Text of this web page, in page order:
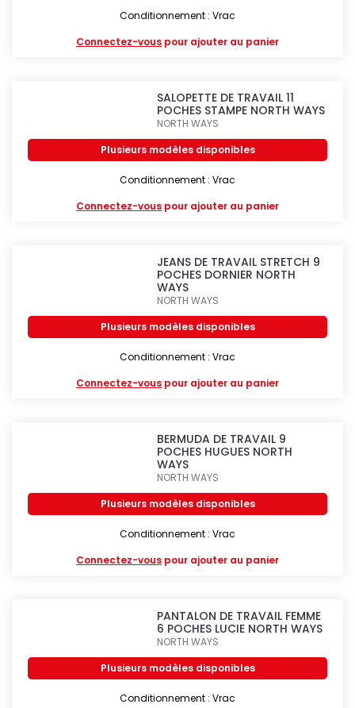
Conditionnement : Vrac
Connectez-vous pour ajouter au panier
SALOPETTE DE TRAVAIL 11
POCHES STAMPE NORTH WAYS
NORTH WAYS
Plusieurs modèles disponibles
Conditionnement : Vrac
Connectez-vous pour ajouter au panier
JEANS DE TRAVAIL STRETCH 9
POCHES DORNIER NORTH
WAYS
NORTH WAYS
Plusieurs modèles disponibles
Conditionnement : Vrac
Connectez-vous pour ajouter au panier
BERMUDA DE TRAVAIL 9
POCHES HUGUES NORTH
WAYS
NORTH WAYS
Plusieurs modèles disponibles
Conditionnement : Vrac
Connectez-vous pour ajouter au panier
PANTALON DE TRAVAIL FEMME
6 POCHES LUCIE NORTH WAYS
NORTH WAYS
Plusieurs modèles disponibles
Conditionnement : Vrac